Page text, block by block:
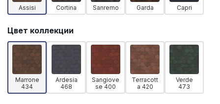
Assisi Cortina Sanremo Garda Capri
Цвет коллекции
Marrone
434
Ardesia
468
Sangiove
se 400
Terracott
a 420
Verde
473